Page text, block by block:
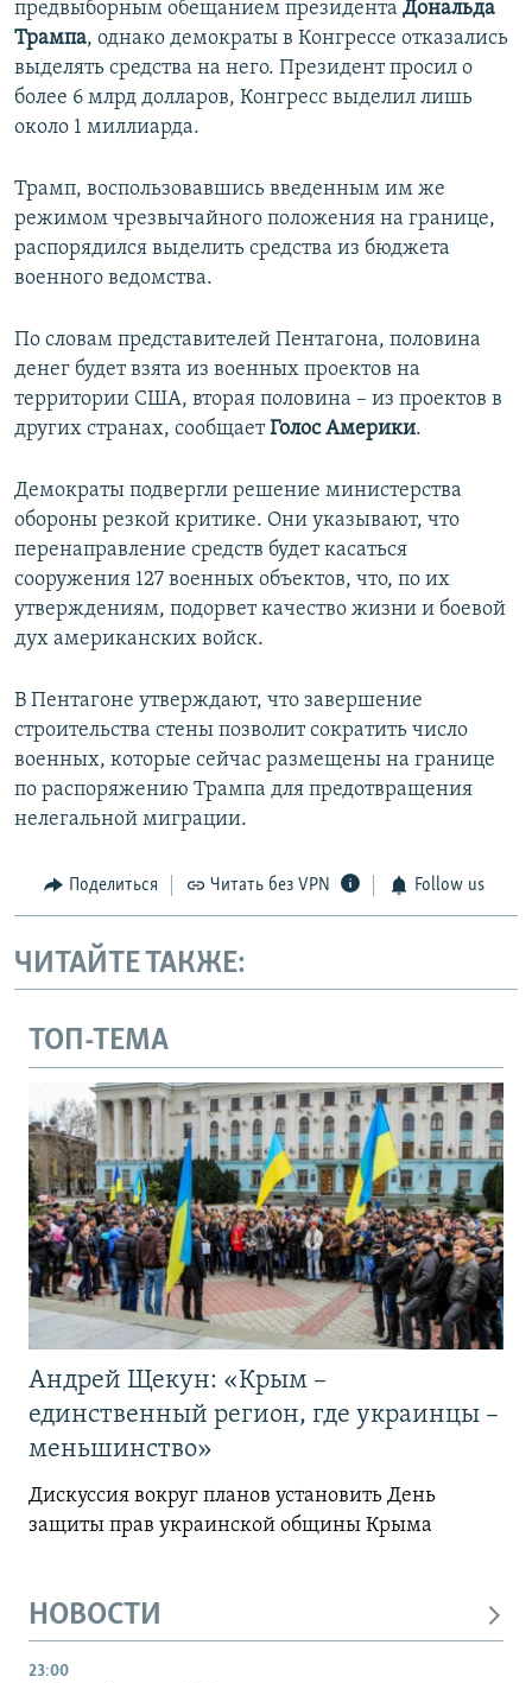
предвыборным обещанием президента Дональда
Трампа, однако демократы в Конгрессе отказались
выделять средства на него. Президент просил о
более 6 млрд долларов, Конгресс выделил лишь
около 1 миллиарда.
Трамп, воспользовавшись введенным им же
режимом чрезвычайного положения на границе,
распорядился выделить средства из бюджета
военного ведомства.
По словам представителей Пентагона, половина
денег будет взята из военных проектов на
территории США, вторая половина – из проектов в
других странах, сообщаетГолос Америки.
Демократы подвергли решение министерства
обороны резкой критике. Они указывают, что
перенаправление средств будет касаться
сооружения 127 военных объектов, что, по их
утверждениям, подорвет качество жизни и боевой
дух американских войск.
В Пентагоне утверждают, что завершение
строительства стены позволит сократить число
военных, которые сейчас размещены на границе
по распоряжению Трампа для предотвращения
нелегальной миграции.
Поделиться Читать без VPN Follow us
ЧИТАЙТЕ ТАКЖЕ:
ТОП-ТЕМА
Андрей Щекун: «Крым –
единственный регион, где украинцы –
меньшинство»
Дискуссия вокруг планов установить День
защиты прав украинской общины Крыма
НОВОСТИ
23:00